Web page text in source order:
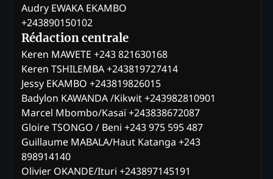
Audry EWAKA EKAMBO
+243890150102
Rédaction centrale
Keren MAWETE +243 821630168
Keren TSHILEMBA +243819727414
Jessy EKAMBO +243819826015
Badylon KAWANDA /Kikwit +243982810901
Marcel Mbombo/Kasaï +243838672087
Gloire TSONGO / Beni +243 975 595 487
Guillaume MABALA/Haut Katanga +243
898914140
Olivier OKANDE/Ituri +243897145191